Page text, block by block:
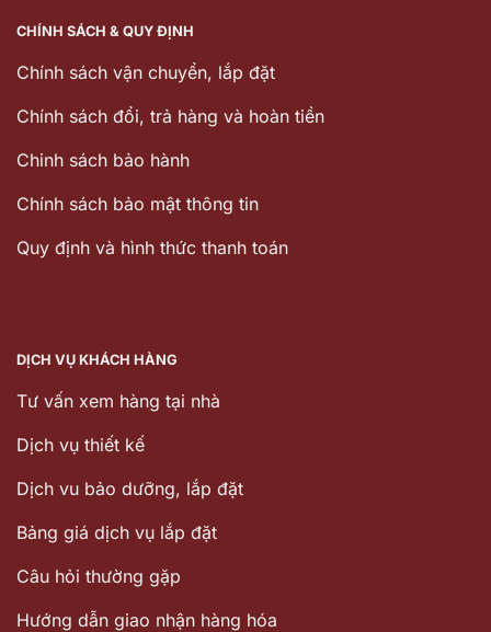
CHÍNH SÁCH & QUY ĐỊNH
Chính sách vận chuyển, lắp đặt
Chính sách đổi, trả hàng và hoàn tiền
Chinh sách bảo hành
Chính sách bảo mật thông tin
Quy định và hình thức thanh toán
DỊCH VỤ KHÁCH HÀNG
Tư vấn xem hàng tại nhà
Dịch vụ thiết kế
Dịch vu bảo dưỡng, lắp đặt
Bảng giá dịch vụ lắp đặt
Câu hỏi thường gặp
Hướng dẫn giao nhận hàng hóa